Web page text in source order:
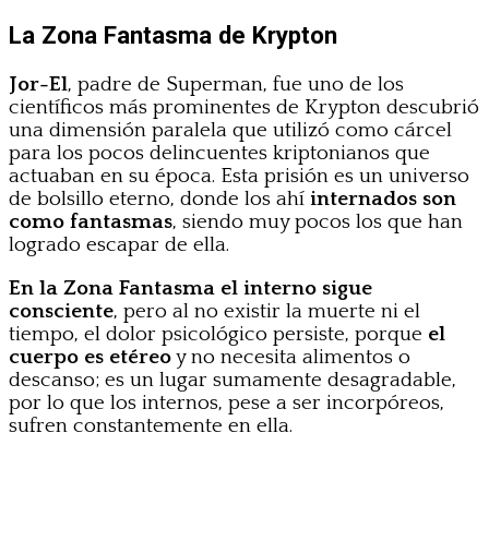
La Zona Fantasma de Krypton
Jor-El, padre de Superman, fue uno de los
científicos más prominentes de Krypton descubrió
una dimensión paralela que utilizó como cárcel
para los pocos delincuentes kriptonianos que
actuaban en su época. Esta prisión es un universo
de bolsillo eterno, donde los ahí internados son
como fantasmas, siendo muy pocos los que han
logrado escapar de ella.
En la Zona Fantasma el interno sigue
consciente, pero al no existir la muerte ni el
tiempo, el dolor psicológico persiste, porque el
cuerpo es etéreoy no necesita alimentos o
descanso; es un lugar sumamente desagradable,
por lo que los internos, pese a ser incorpóreos,
sufren constantemente en ella.